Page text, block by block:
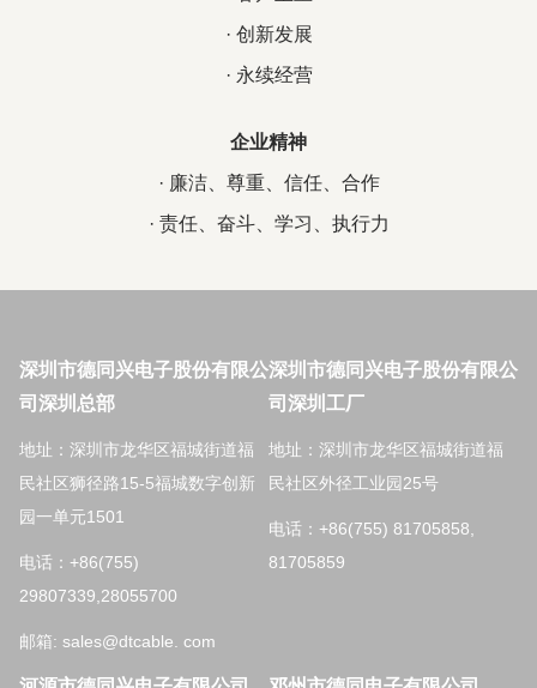
· 创新发展
· 永续经营
企业精神
· 廉洁、尊重、信任、合作
· 责任、奋斗、学习、执行力
深圳市德同兴电子股份有限公
司深圳总部
地址：深圳市龙华区福城街道福
民社区狮径路15-5福城数字创新
园一单元1501
电话：+86(755)
29807339,28055700
邮箱: sales@dtcable. com
深圳市德同兴电子股份有限公
司深圳工厂
地址：深圳市龙华区福城街道福
民社区外径工业园25号
电话：+86(755) 81705858,
81705859